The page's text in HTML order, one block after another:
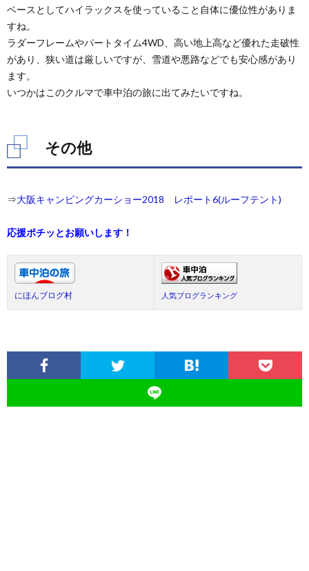
ベースとしてハイラックスを使っていること自体に優位性がありま
すね。
ラダーフレームやパートタイム4WD、高い地上高など優れた走破性
があり、狭い道は厳しいですが、雪道や悪路などでも安心感があり
ます。
いつかはこのクルマで車中泊の旅に出てみたいですね。
その他
⇒大阪キャンピングカーショー2018 レポート6(ルーフテント)
応援ポチッとお願いします！
にほんブログ村 人気ブログランキング